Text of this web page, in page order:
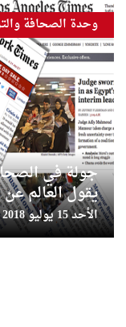
جولة في
يقول العالم عن
الأحد 15 يوليو 2018 - 14:39:24
وحدة الصحافة